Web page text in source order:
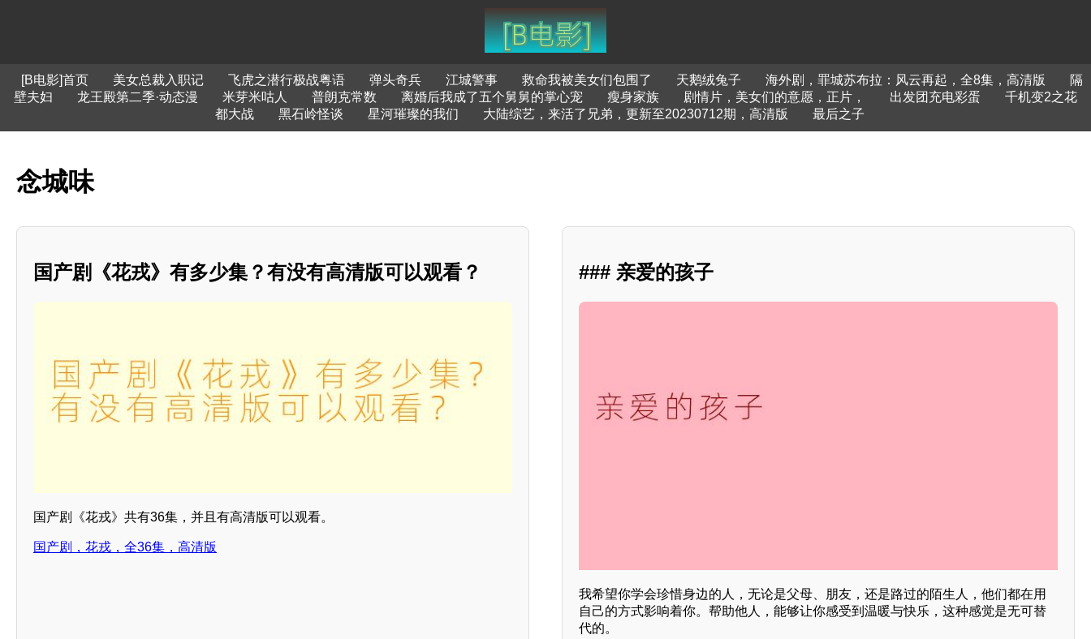
[B电影]首页 美女总裁入职记 飞虎之潜行极战粤语 弹头奇兵 江城警事 救命我被美女们包围了 天鹅绒兔子 海外剧，罪城苏布拉：风云再起，全8集，高清版
隔
壁夫妇
龙王殿第二季·动态漫 米芽米咕人 普朗克常数 离婚后我成了五个舅舅的掌心宠 瘦身家族 剧情片，美女们的意愿，正片， 出发团充电彩蛋
千机变2之花
都大战
黑石岭怪谈 星河璀璨的我们 大陆综艺，来活了兄弟，更新至20230712期，高清版 最后之子
念城味
国产剧《花戎》有多少集？有没有高清版可以观看？
国产剧《花戎》共有36集，并且有高清版可以观看。
国产剧，花戎，全36集，高清版
### 亲爱的孩子
我希望你学会珍惜身边的人，无论是父母、朋友，还是路过的陌生人，他们都在用
自己的方式影响着你。帮助他人，能够让你感受到温暖与快乐，这种感觉是无可替
代的。